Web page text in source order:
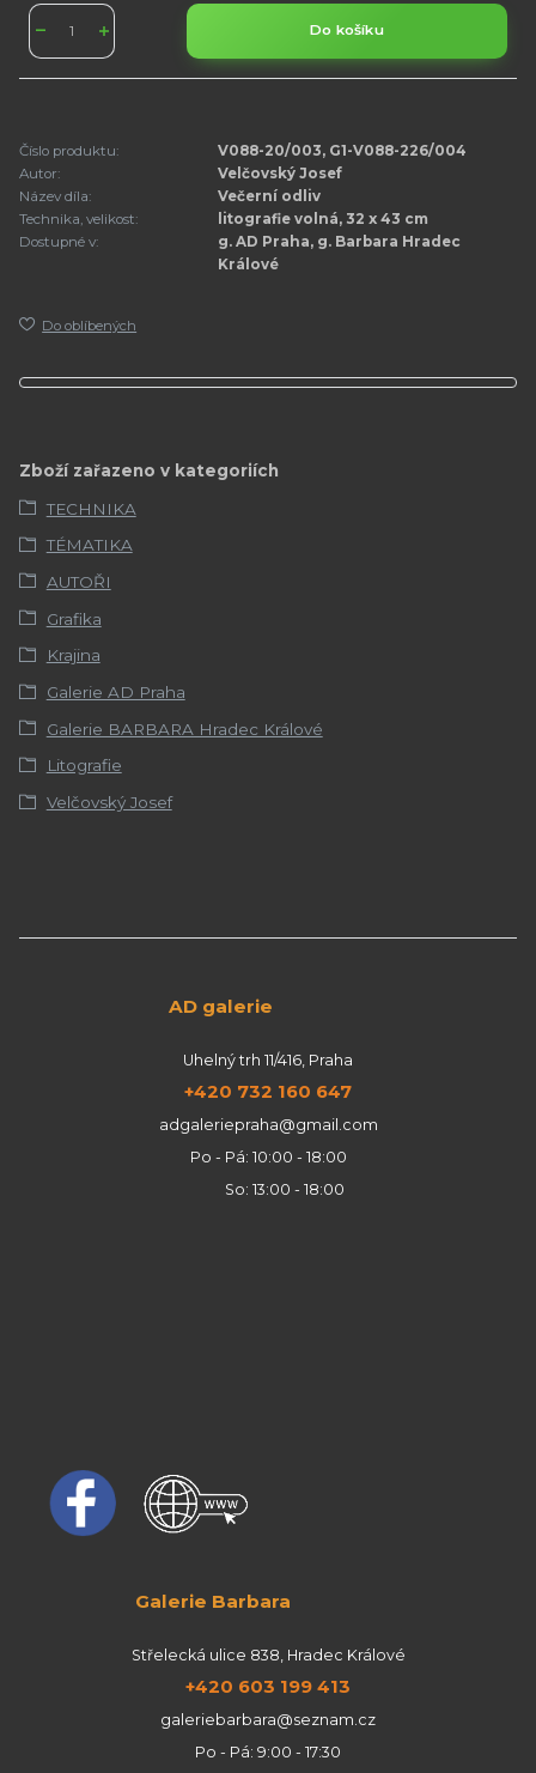
Do košíku
Číslo produktu:
V088-20/003, G1-V088-226/004
Autor:
Velčovský Josef
Název díla:
Večerní odliv
Technika, velikost:
litografie volná, 32 x 43 cm
Dostupné v:
g. AD Praha, g. Barbara Hradec
Králové
Do oblíbených
Zboží zařazeno v kategoriích
TECHNIKA
TÉMATIKA
AUTOŘI
Grafika
Krajina
Galerie AD Praha
Galerie BARBARA Hradec Králové
Litografie
Velčovský Josef
AD galerie
Uhelný trh 11/416, Praha
+420 732 160 647
adgaleriepraha@gmail.com
Po - Pá: 10:00 - 18:00
So: 13:00 - 18:00
Galerie Barbara
Střelecká ulice 838, Hradec Králové
+420 603 199 413
galeriebarbara@seznam.cz
Po - Pá: 9:00 - 17:30